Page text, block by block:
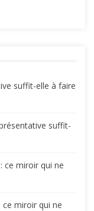
suffit-elle à faire
suffit-
ce miroir qui ne
miroir qui ne